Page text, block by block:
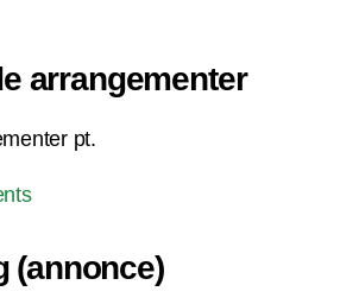
arrangementer
pt.
(annonce)